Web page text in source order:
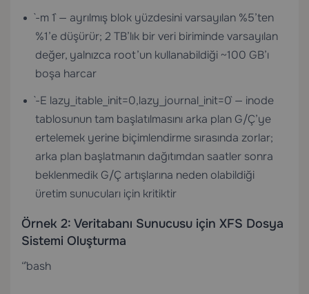
`-m 1` — ayrılmış blok yüzdesini varsayılan %5’ten
%1’e düşürür; 2 TB’lık bir veri biriminde varsayılan
değer, yalnızca root’un kullanabildiği ~100 GB’ı
boşa harcar
`-E lazy_itable_init=0,lazy_journal_init=0` — inode
tablosunun tam başlatılmasını arka plan G/Ç’ye
ertelemek yerine biçimlendirme sırasında zorlar;
arka plan başlatmanın dağıtımdan saatler sonra
beklenmedik G/Ç artışlarına neden olabildiği
üretim sunucuları için kritiktir
Örnek 2: Veritabanı Sunucusu için XFS Dosya
Sistemi Oluşturma
“`bash